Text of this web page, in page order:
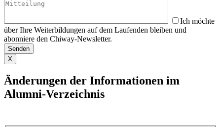
Ich möchte
über Ihre Weiterbildungen auf dem Laufenden bleiben und
abonniere den Chiway-Newsletter.
X
Änderungen der Informationen im
Alumni-Verzeichnis